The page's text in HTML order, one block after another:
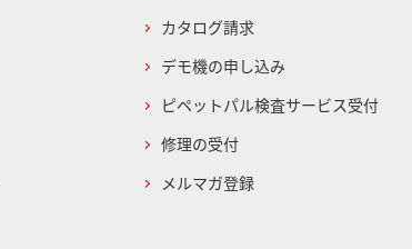
カタログ請求
デモ機の申し込み
ピペットパル検査サービス受付
修理の受付
メルマガ登録